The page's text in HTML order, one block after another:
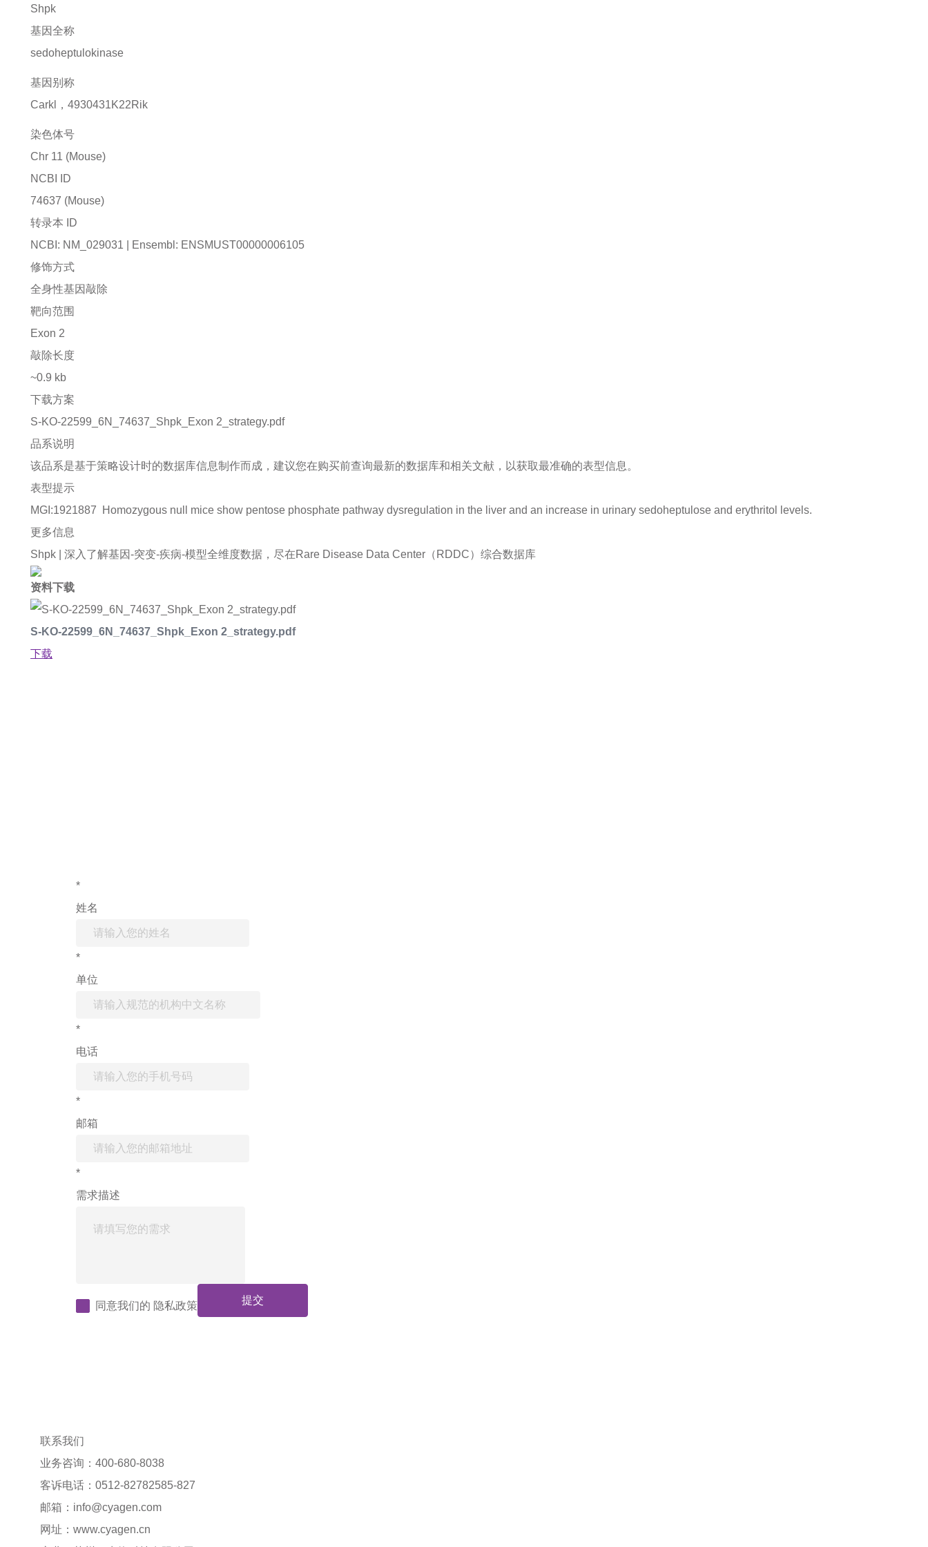
Shpk
基因全称
sedoheptulokinase
基因别称
Carkl，4930431K22Rik
染色体号
Chr 11 (Mouse)
NCBI ID
74637 (Mouse)
转录本 ID
NCBI: NM_029031 | Ensembl: ENSMUST00000006105
修饰方式
全身性基因敲除
靶向范围
Exon 2
敲除长度
~0.9 kb
下载方案
S-KO-22599_6N_74637_Shpk_Exon 2_strategy.pdf
品系说明
该品系是基于策略设计时的数据库信息制作而成，建议您在购买前查询最新的数据库和相关文献，以获取最准确的表型信息。
表型提示
MGI:1921887
Homozygous null mice show pentose phosphate pathway dysregulation in the liver and an increase in urinary sedoheptulose and erythritol levels.
更多信息
Shpk | 深入了解基因-突变-疾病-模型全维度数据，尽在Rare Disease Data Center（RDDC）综合数据库
资料下载
S-KO-22599_6N_74637_Shpk_Exon 2_strategy.pdf
下载
*
姓名
*
单位
*
电话
*
邮箱
*
需求描述
同意我们的 隐私政策 提交
联系我们
业务咨询：400-680-8038
客诉电话：0512-82782585-827
邮箱： info@cyagen.com
网址： www.cyagen.cn